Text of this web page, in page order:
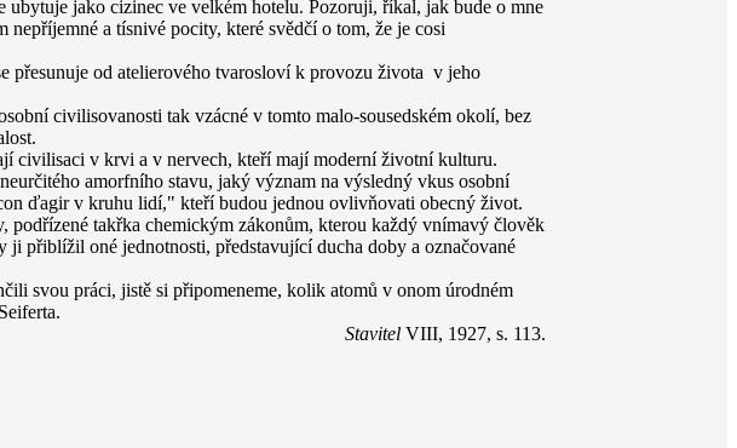
jako cizinec ve velkém hotelu. Pozoruji, říkal, jak bude o mne
a tísnivé pocity, které svědčí o tom, že je cosi
přesunuje od atelierového tvarosloví k provozu života v jeho
civilisovanosti tak vzácné v tomto malo-sousedském okolí, bez
civilisaci v krvi a v nervech, kteří mají moderní životní kulturu.
amorfního stavu, jaký význam na výsledný vkus osobní
ďagir v kruhu lidí," kteří budou jednou ovlivňovati obecný život.
takřka chemickým zákonům, kterou každý vnímavý člověk
přiblížil oné jednotnosti, představující ducha doby a označované
svou práci, jistě si připomeneme, kolik atomů v onom úrodném
Stavitel VIII, 1927, s. 113.